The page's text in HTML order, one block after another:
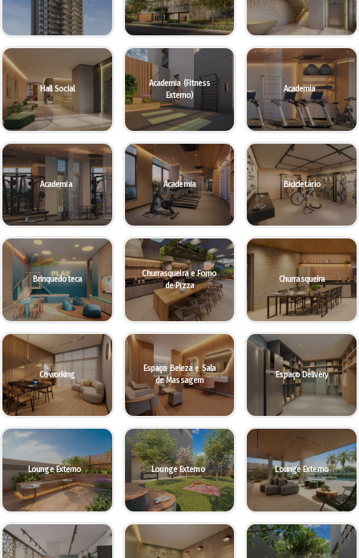
Hall Social
Academia (Fitness
Externo)
Academia
Academia Academia Bicicletário
Brinquedoteca
Churrasqueira e Forno
de Pizza
Churrasqueira
Coworking
Espaço Beleza e Sala
de Massagem
Espaço Delivery
Lounge Externo Lounge Externo Lounge Externo